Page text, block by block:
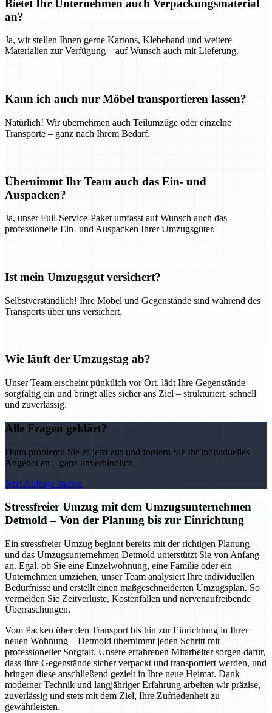
Bietet Ihr Unternehmen auch Verpackungsmaterial
an?
Ja, wir stellen Ihnen gerne Kartons, Klebeband und weitere
Materialien zur Verfügung – auf Wunsch auch mit Lieferung.
Kann ich auch nur Möbel transportieren lassen?
Natürlich! Wir übernehmen auch Teilumzüge oder einzelne
Transporte – ganz nach Ihrem Bedarf.
Übernimmt Ihr Team auch das Ein- und
Auspacken?
Ja, unser Full-Service-Paket umfasst auf Wunsch auch das
professionelle Ein- und Auspacken Ihrer Umzugsgüter.
Ist mein Umzugsgut versichert?
Selbstverständlich! Ihre Möbel und Gegenstände sind während des
Transports über uns versichert.
Wie läuft der Umzugstag ab?
Unser Team erscheint pünktlich vor Ort, lädt Ihre Gegenstände
sorgfältig ein und bringt alles sicher ans Ziel – strukturiert, schnell
und zuverlässig.
Alle Fragen geklärt?
Dann probieren Sie es jetzt aus und fordern Sie Ihr individuelles
Angebot an – ganz unverbindlich.
Jetzt Anfrage starten
Stressfreier Umzug mit dem Umzugsunternehmen
Detmold – Von der Planung bis zur Einrichtung
Ein stressfreier Umzug beginnt bereits mit der richtigen Planung –
und das Umzugsunternehmen Detmold unterstützt Sie von Anfang
an. Egal, ob Sie eine Einzelwohnung, eine Familie oder ein
Unternehmen umziehen, unser Team analysiert Ihre individuellen
Bedürfnisse und erstellt einen maßgeschneiderten Umzugsplan. So
vermeiden Sie Zeitverluste, Kostenfallen und nervenaufreibende
Überraschungen.
Vom Packen über den Transport bis hin zur Einrichtung in Ihrer
neuen Wohnung – Detmold übernimmt jeden Schritt mit
professioneller Sorgfalt. Unsere erfahrenen Mitarbeiter sorgen dafür,
dass Ihre Gegenstände sicher verpackt und transportiert werden, und
bringen diese anschließend gezielt in Ihre neue Heimat. Dank
moderner Technik und langjähriger Erfahrung arbeiten wir präzise,
zuverlässig und stets mit dem Ziel, Ihre Zufriedenheit zu
gewährleisten.